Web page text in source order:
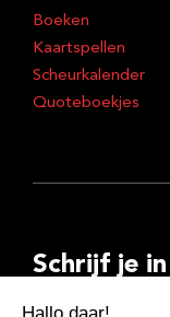
Boeken
Kaartspellen
Scheurkalender
Quoteboekjes
Schrijf je